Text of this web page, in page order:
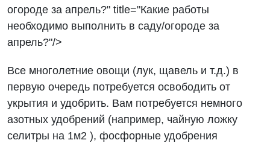
огороде за апрель?" title="Какие работы
необходимо выполнить в саду/огороде за
апрель?"/>
Все многолетние овощи (лук, щавель и т.д.) в
первую очередь потребуется освободить от
укрытия и удобрить. Вам потребуется немного
азотных удобрений (например, чайную ложку
селитры на 1м2 ), фосфорные удобрения